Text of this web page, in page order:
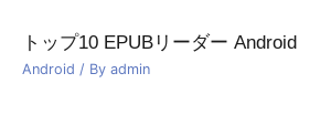
トップ10 EPUBリーダー Android
Android / By admin